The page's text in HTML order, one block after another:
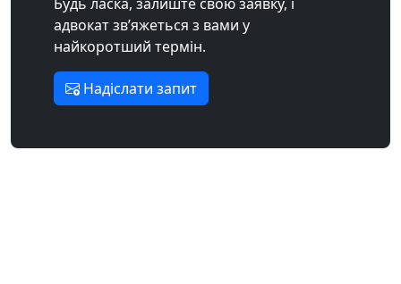
адвокат зв’яжеться з вами у
найкоротший термін.
Надіслати запит